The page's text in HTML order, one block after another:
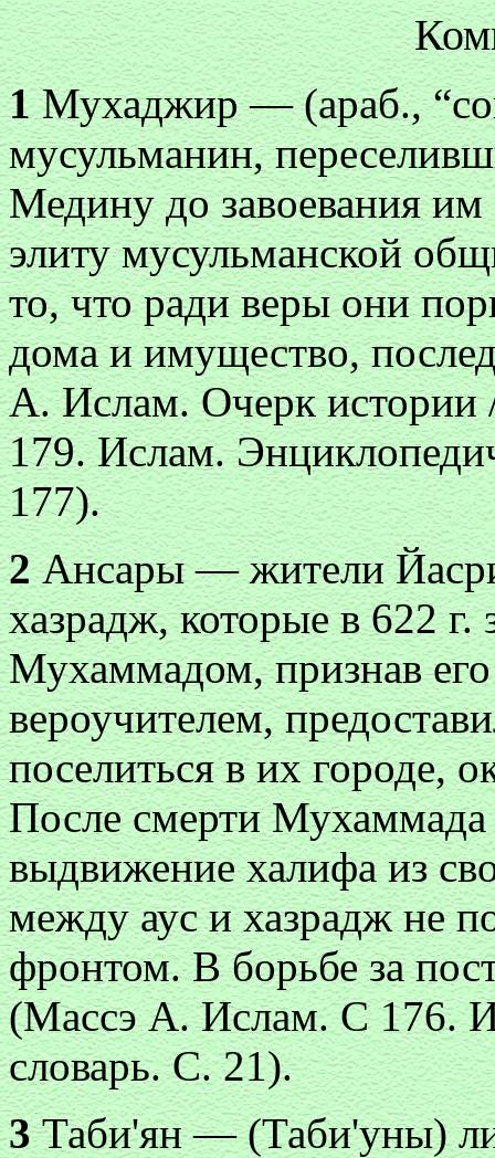
1Мухаджир — (араб.,
мусульманин,
Медину до завоевания
элиту мусульманской
то, что ради веры они
дома и имущество,
А. Ислам. Очерк
179. Ислам.
177).
2Ансары — жители
хазрадж, которые в 622 г.
Мухаммадом, признав
вероучителем,
поселиться в их городе,
После смерти Мухаммада
выдвижение халифа из
между аус и хазрадж не
фронтом. В борьбе за
(Массэ А. Ислам. С 176.
словарь. С. 21).
3Таби'ян — (Таби'уны)